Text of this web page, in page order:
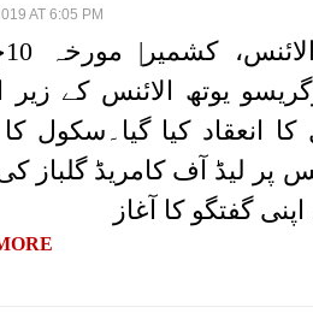
AT 6:05 PM
یوتھ الائنس کے زیر
کیا گیا۔سکول کا
پر لیڈ آف کامریڈ گلباز
گفتگو کا آغاز